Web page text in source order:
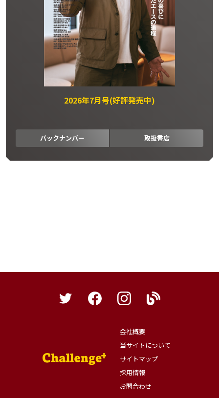
2026年7月号(好評発売中)
バックナンバー 取扱書店
会社概要
当サイトについて
サイトマップ
採用情報
お問合わせ